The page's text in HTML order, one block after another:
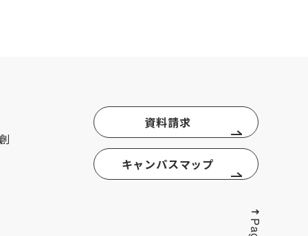
資料請求
キャンパスマップ